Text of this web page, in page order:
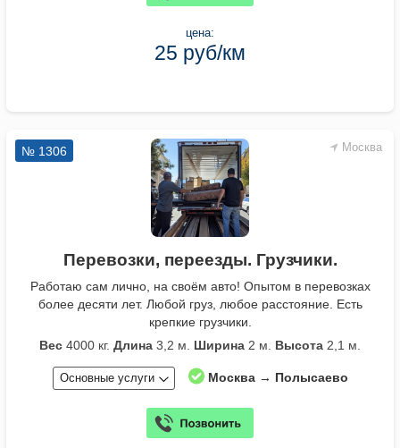
цена:
25 руб/км
Москва
№ 1306
Перевозки, переезды. Грузчики.
Работаю сам лично, на своём авто! Опытом в перевозках
более десяти лет. Любой груз, любое расстояние. Есть
крепкие грузчики.
Вес 4000 кг. Длина 3,2 м. Ширина 2 м. Высота 2,1 м.
Основные услуги Москва → Полысаево